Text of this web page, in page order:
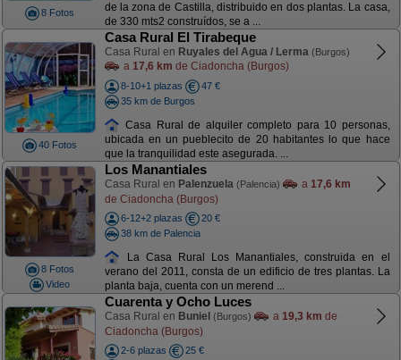
8 Fotos
de la zona de Castilla, distribuido en dos plantas. La casa,
de 330 mts2 construídos, se a ...
40 Fotos
Casa Rural El Tirabeque
Casa Rural en Ruyales del Agua / Lerma (Burgos)
a 17,6 km de Ciadoncha (Burgos)
8-10+1 plazas
47 €
35 km de Burgos
Casa Rural de alquiler completo para 10 personas,
ubicada en un pueblecito de 20 habitantes lo que hace
que la tranquilidad este asegurada. ...
8 Fotos
Video
Los Manantiales
Casa Rural en Palenzuela (Palencia) a 17,6 km
de Ciadoncha (Burgos)
6-12+2 plazas
20 €
38 km de Palencia
La Casa Rural Los Manantiales, construida en el
verano del 2011, consta de un edificio de tres plantas. La
planta baja, cuenta con un merend ...
Cuarenta y Ocho Luces
Casa Rural en Buniel (Burgos) a 19,3 km de
Ciadoncha (Burgos)
2-6 plazas
25 €